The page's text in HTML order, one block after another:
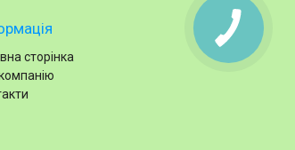
сторінка